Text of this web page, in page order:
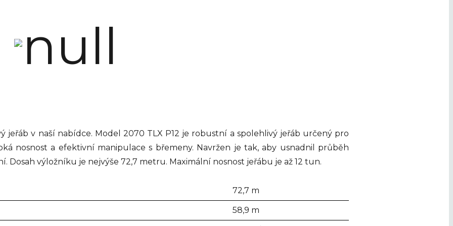
jeřáb v naší nabídce. Model 2070 TLX P12 je robustní a spolehlivý jeřáb určený pro
nosnost a efektivní manipulace s břemeny. Navržen je tak, aby usnadnil průběh
Dosah výložníku je nejvýše 72,7 metru. Maximální nosnost jeřábu je až 12 tun.
72,7 m
58,9 m